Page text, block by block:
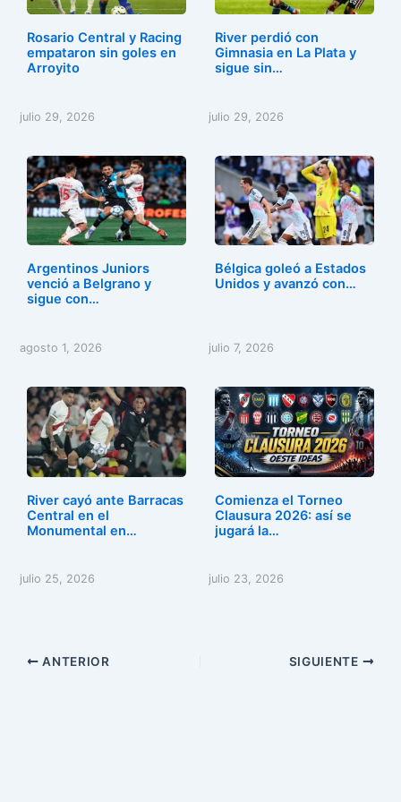
Rosario Central y Racing
empataron sin goles en
Arroyito
julio 29, 2026
River perdió con
Gimnasia en La Plata y
sigue sin…
julio 29, 2026
Argentinos Juniors
venció a Belgrano y
sigue con…
agosto 1, 2026
Bélgica goleó a Estados
Unidos y avanzó con…
julio 7, 2026
River cayó ante Barracas
Central en el
Monumental en…
julio 25, 2026
Comienza el Torneo
Clausura 2026: así se
jugará la…
julio 23, 2026
ANTERIOR SIGUIENTE